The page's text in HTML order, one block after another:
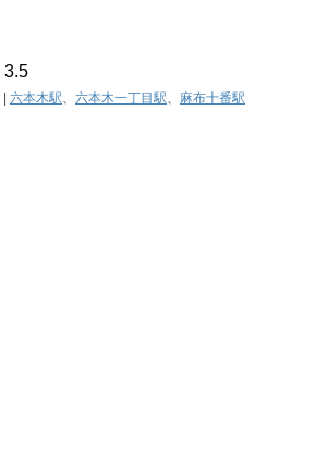
3.5
| 六本木駅、 六本木一丁目駅、 麻布十番駅